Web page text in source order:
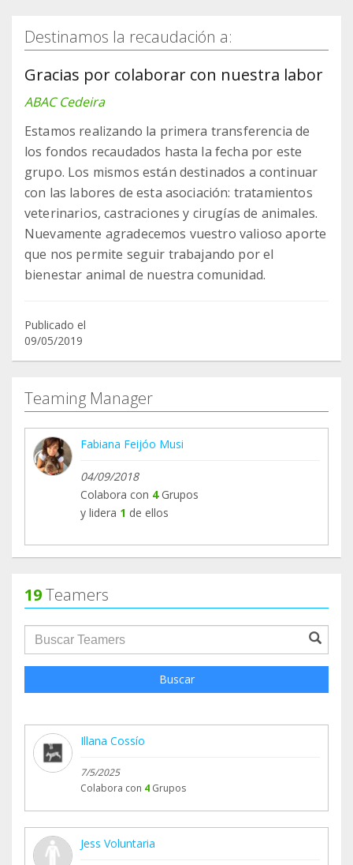
Destinamos la recaudación a:
Gracias por colaborar con nuestra labor
ABAC Cedeira
Estamos realizando la primera transferencia de
los fondos recaudados hasta la fecha por este
grupo. Los mismos están destinados a continuar
con las labores de esta asociación: tratamientos
veterinarios, castraciones y cirugías de animales.
Nuevamente agradecemos vuestro valioso aporte
que nos permite seguir trabajando por el
bienestar animal de nuestra comunidad.
Publicado el
09/05/2019
Teaming Manager
Fabiana Feijóo Musi
04/09/2018
Colabora con 4Grupos
y lidera 1 de ellos
19Teamers
groupProfile.searchForm.search.text???
Buscar
Illana Cossío
7/5/2025
Colabora con 4 Grupos
Jess Voluntaria